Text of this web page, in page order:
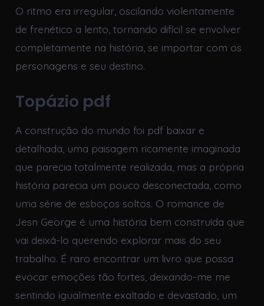
O ritmo era irregular, oscilando violentamente
de frenético a lento, tornando difícil se envolver
completamente na história, se importar com os
personagens e seu destino.
Topázio pdf
A construção do mundo foi pdf baixar e
detalhada, uma paisagem ricamente imaginada
que parecia totalmente realizada, mas a própria
história parecia um pouco desconectada, como
uma série de esboços soltos. O romance de
Jesn George é uma história bem construída que
vai deixá-lo querendo explorar mais do seu
trabalho. É raro encontrar um livro que possa
evocar emoções tão fortes, deixando-me me
sentindo igualmente exaltado e devastado, um